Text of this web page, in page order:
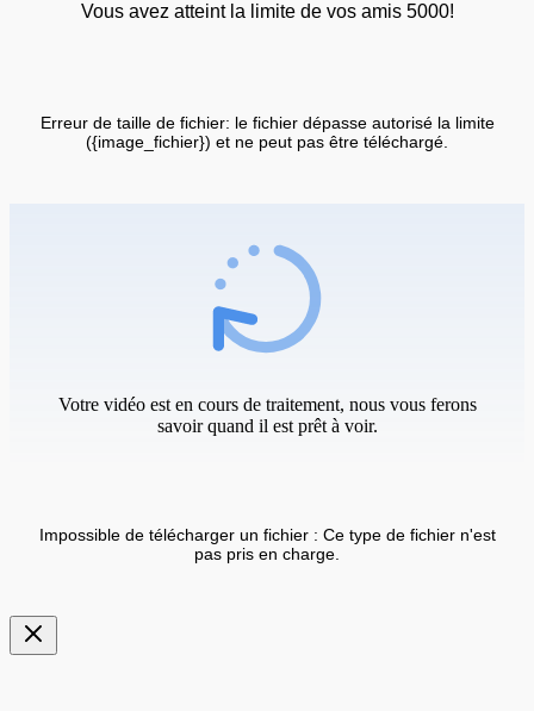
Vous avez atteint la limite de vos amis 5000!
Erreur de taille de fichier: le fichier dépasse autorisé la limite
({image_fichier}) et ne peut pas être téléchargé.
Votre vidéo est en cours de traitement, nous vous ferons
savoir quand il est prêt à voir.
Impossible de télécharger un fichier : Ce type de fichier n'est
pas pris en charge.